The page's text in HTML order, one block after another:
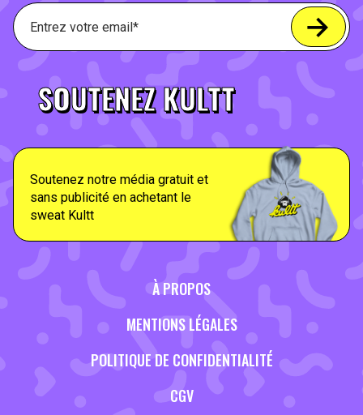
SOUTENEZ KULTT
Soutenez notre média gratuit et
sans publicité en achetant le
sweat Kultt
À PROPOS
MENTIONS LÉGALES
POLITIQUE DE CONFIDENTIALITÉ
CGV